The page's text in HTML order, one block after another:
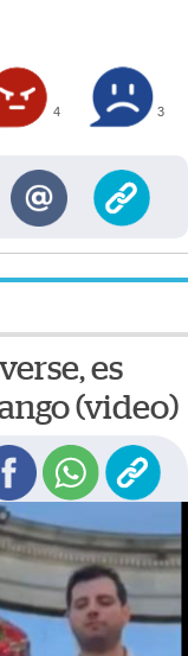
4 3
es
(video)